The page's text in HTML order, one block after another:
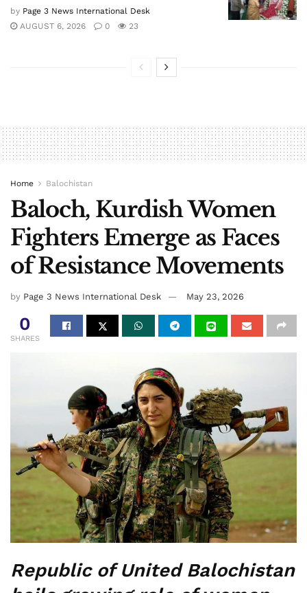
by Page 3 News International Desk
AUGUST 6, 2026
0 23
Home Balochistan
Baloch, Kurdish Women
Fighters Emerge as Faces
of Resistance Movements
by Page 3 News International Desk May 23, 2026
0
SHARES
Republic of United Balochistan